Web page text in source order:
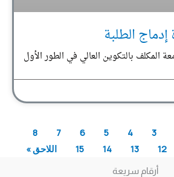
الطلبة
المكلف بالتكوين العالي في الطور الأول
3
4
5
6
7
8
12
13
14
15 اللاحق »
أرقام سريعة